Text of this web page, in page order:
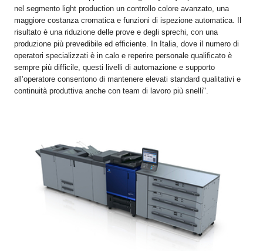
nel segmento light production un controllo colore avanzato, una
maggiore costanza cromatica e funzioni di ispezione automatica. Il
risultato è una riduzione delle prove e degli sprechi, con una
produzione più prevedibile ed efficiente. In Italia, dove il numero di
operatori specializzati è in calo e reperire personale qualificato è
sempre più difficile, questi livelli di automazione e supporto
all’operatore consentono di mantenere elevati standard qualitativi e
continuità produttiva anche con team di lavoro più snelli".